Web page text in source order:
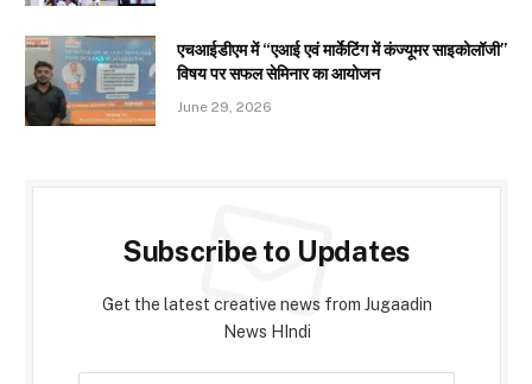
एचआईडीएम में “एआई एवं मार्केटिंग में कंज्यूमर साइकोलॉजी”
विषय पर सफल सेमिनार का आयोजन
June 29, 2026
Subscribe to Updates
Get the latest creative news from Jugaadin
News HIndi